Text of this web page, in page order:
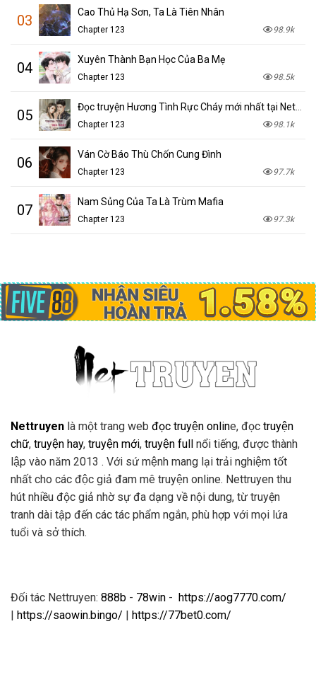
03 Cao Thủ Hạ Sơn, Ta Là Tiên Nhân
Chapter 123 98.9k
04 Xuyên Thành Bạn Học Của Ba Mẹ
Chapter 123 98.5k
05
Chapter 123 98.1k
06 Ván Cờ Báo Thù Chốn Cung Đình
Chapter 123 97.7k
07 Nam Sủng Của Ta Là Trùm Mafia
Chapter 123 97.3k
Nettruyen là một trang web đọc truyện online, đọc truyện
chữ, truyện hay, truyện mới, truyện full
nổi tiếng, được thành
lập vào năm 2013 . Với sứ mệnh mang lại trải nghiệm tốt
nhất cho các độc giả đam mê truyện online. Nettruyen thu
hút nhiều độc giả nhờ sự đa dạng về nội dung, từ truyện
tranh dài tập đến các tác phẩm ngắn, phù hợp với mọi lứa
tuổi và sở thích.
Đối tác Nettruyen: 888b - 78win - https://aog7770.com/
| https://saowin.bingo/ | https://77bet0.com/